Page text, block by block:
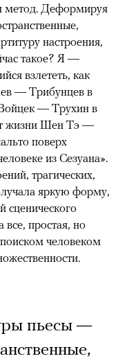
метод. Деформируя
настроения,
такое? Я —
взлететь, как
— Трибунцев в
— Трухин в
жизни Шен Тэ —
поверх
из Сезуана».
трагических,
яркую форму,
сценического
простая, но
поиском человеком
пьесы —